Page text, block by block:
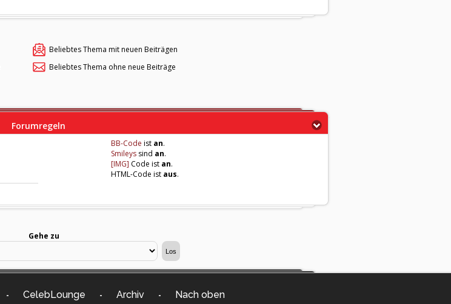
Beliebtes Thema mit neuen Beiträgen
Beliebtes Thema ohne neue Beiträge
Forumregeln
BB-Code ist an.
Smileys sind an.
[IMG] Code ist an.
HTML-Code ist aus.
Gehe zu
- CelebLounge - Archiv - Nach oben